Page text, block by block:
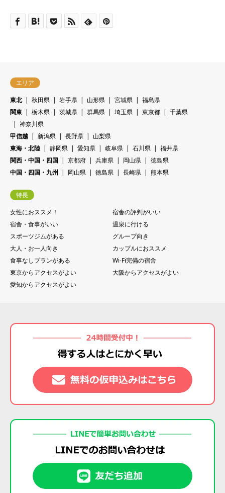
エリア
東北
秋田県 岩手県 山形県 宮城県
福島県
関東
栃木県 茨城県 群馬県 埼玉県 東京都
千葉県
神奈川県
甲信越
新潟県 長野県
山梨県
東海・北陸
静岡県 愛知県 岐阜県 石川県
福井県
関西・中国・四国
京都府 兵庫県 岡山県
徳島県
中国・四国・九州
岡山県 徳島県 長崎県 熊本県
特長
女性におススメ！
宿舎の評判がいい
宿舎・食事がいい
温泉に行ける
スポーツジムがある
グループ向き
大人・お一人向き
カップルにおススメ
食事なしプランがある
Wi-Fi完備の宿舎
東京からアクセスがよい
大阪からアクセスがよい
愛知からアクセスがよい